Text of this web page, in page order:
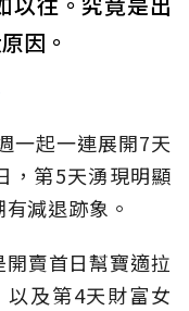
因。
一起一連展開7天
，第5天湧現明顯
減退跡象。
賣首日幫寶適拉
及第4天財富女